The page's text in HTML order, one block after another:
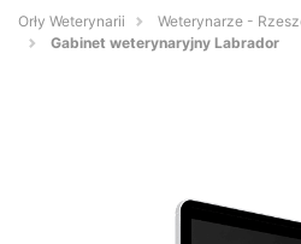
Orły Weterynarii
Weterynarze -
Gabinet weterynaryjny Labrador